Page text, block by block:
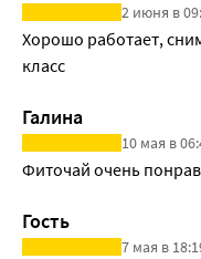
2 июня в
Хорошо работает,
класс
Галина
10 мая в
Фиточай очень
Гость
7 мая в